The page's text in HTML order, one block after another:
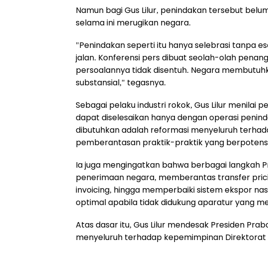
Namun bagi Gus Lilur, penindakan tersebut
selama ini merugikan negara.
"Penindakan seperti itu hanya selebrasi tanpa
jalan. Konferensi pers dibuat seolah-olah
persoalannya tidak disentuh. Negara
substansial," tegasnya.
Sebagai pelaku industri rokok, Gus Lilur menilai
dapat diselesaikan hanya dengan operasi
dibutuhkan adalah reformasi menyeluruh
pemberantasan praktik-praktik yang
Ia juga mengingatkan bahwa berbagai langkah
penerimaan negara, memberantas transfer
invoicing, hingga memperbaiki sistem ekspor
optimal apabila tidak didukung aparatur yang
Atas dasar itu, Gus Lilur mendesak Presiden
menyeluruh terhadap kepemimpinan Direktorat